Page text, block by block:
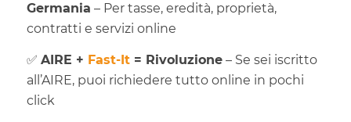
Germania – Per tasse, eredità, proprietà,
contratti e servizi online
✅ AIRE + Fast-It= Rivoluzione– Se sei iscritto
all’AIRE, puoi richiedere tutto online in pochi
click